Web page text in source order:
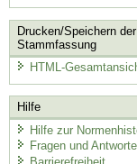
Drucken/Speichern der
Stammfassung
HTML-
Hilfe
Hilfe zur
Fragen und